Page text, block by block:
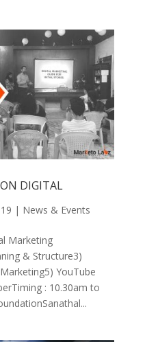
DIGITAL
| News & Events
Marketing
& Structure3)
YouTube
: 10.30am to